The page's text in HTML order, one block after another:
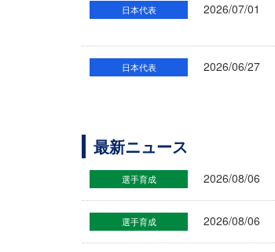
日本代表 2026/07/01
日本代表 2026/06/27
最新ニュース
選手育成 2026/08/06
選手育成 2026/08/06